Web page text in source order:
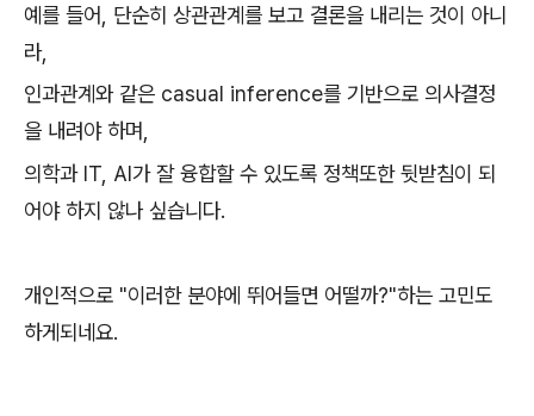
예를 들어, 단순히 상관관계를 보고 결론을 내리는 것이 아니
라,
인과관계와 같은 casual inference를 기반으로 의사결정
을 내려야 하며,
의학과 IT, AI가 잘 융합할 수 있도록 정책또한 뒷받침이 되
어야 하지 않나 싶습니다.
개인적으로 "이러한 분야에 뛰어들면 어떨까?"하는 고민도
하게되네요.